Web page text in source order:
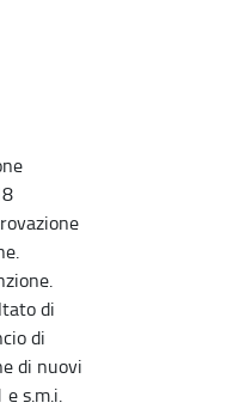
di
di
di nuovi
s.m.i.